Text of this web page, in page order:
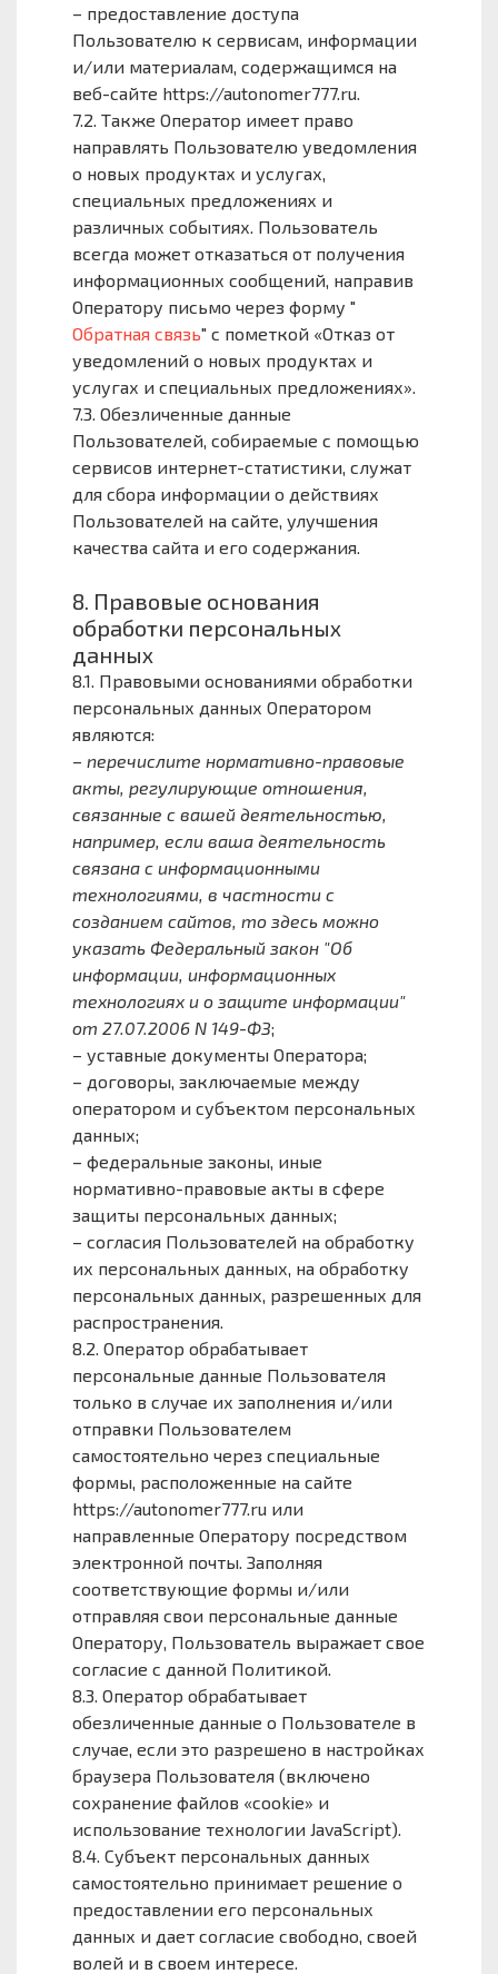
– предоставление доступа
Пользователю к сервисам, информации
и/или материалам, содержащимся на
веб-сайте https://autonomer777.ru.
7.2. Также Оператор имеет право
направлять Пользователю уведомления
о новых продуктах и услугах,
специальных предложениях и
различных событиях. Пользователь
всегда может отказаться от получения
информационных сообщений, направив
Оператору письмо через форму "
Обратная связь" с пометкой «Отказ от
уведомлений о новых продуктах и
услугах и специальных предложениях».
7.3. Обезличенные данные
Пользователей, собираемые с помощью
сервисов интернет-статистики, служат
для сбора информации о действиях
Пользователей на сайте, улучшения
качества сайта и его содержания.
8. Правовые основания
обработки персональных
данных
8.1. Правовыми основаниями обработки
персональных данных Оператором
являются:
– перечислите нормативно-правовые
акты, регулирующие отношения,
связанные с вашей деятельностью,
например, если ваша деятельность
связана с информационными
технологиями, в частности с
созданием сайтов, то здесь можно
указать Федеральный закон "Об
информации, информационных
технологиях и о защите информации"
от 27.07.2006 N 149-ФЗ;
– уставные документы Оператора;
– договоры, заключаемые между
оператором и субъектом персональных
данных;
– федеральные законы, иные
нормативно-правовые акты в сфере
защиты персональных данных;
– согласия Пользователей на обработку
их персональных данных, на обработку
персональных данных, разрешенных для
распространения.
8.2. Оператор обрабатывает
персональные данные Пользователя
только в случае их заполнения и/или
отправки Пользователем
самостоятельно через специальные
формы, расположенные на сайте
https://autonomer777.ru или
направленные Оператору посредством
электронной почты. Заполняя
соответствующие формы и/или
отправляя свои персональные данные
Оператору, Пользователь выражает свое
согласие с данной Политикой.
8.3. Оператор обрабатывает
обезличенные данные о Пользователе в
случае, если это разрешено в настройках
браузера Пользователя (включено
сохранение файлов «cookie» и
использование технологии JavaScript).
8.4. Субъект персональных данных
самостоятельно принимает решение о
предоставлении его персональных
данных и дает согласие свободно, своей
волей и в своем интересе.